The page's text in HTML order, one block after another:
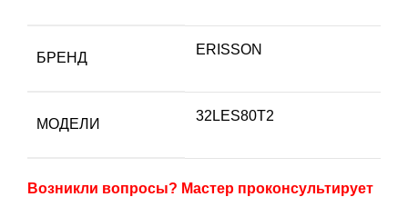
БРЕНД
ERISSON
МОДЕЛИ
32LES80T2
Возникли вопросы? Мастер проконсультирует